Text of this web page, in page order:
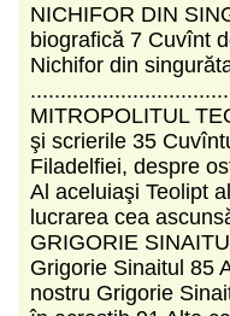
NICHIFOR DIN
biografică 7 Cuvînt
Nichifor din
MITROPOLITUL
şi scrierile 35
Filadelfiei, despre
Al aceluiaşi Teolipt
lucrarea cea
GRIGORIE
Grigorie Sinaitul 85
nostru Grigorie